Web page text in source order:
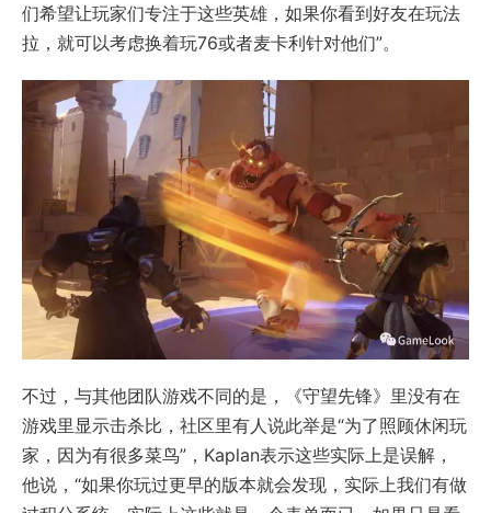
们希望让玩家们专注于这些英雄，如果你看到好友在玩法
拉，就可以考虑换着玩76或者麦卡利针对他们”。
不过，与其他团队游戏不同的是，《守望先锋》里没有在
游戏里显示击杀比，社区里有人说此举是“为了照顾休闲玩
家，因为有很多菜鸟”，Kaplan表示这些实际上是误解，
他说，“如果你玩过更早的版本就会发现，实际上我们有做